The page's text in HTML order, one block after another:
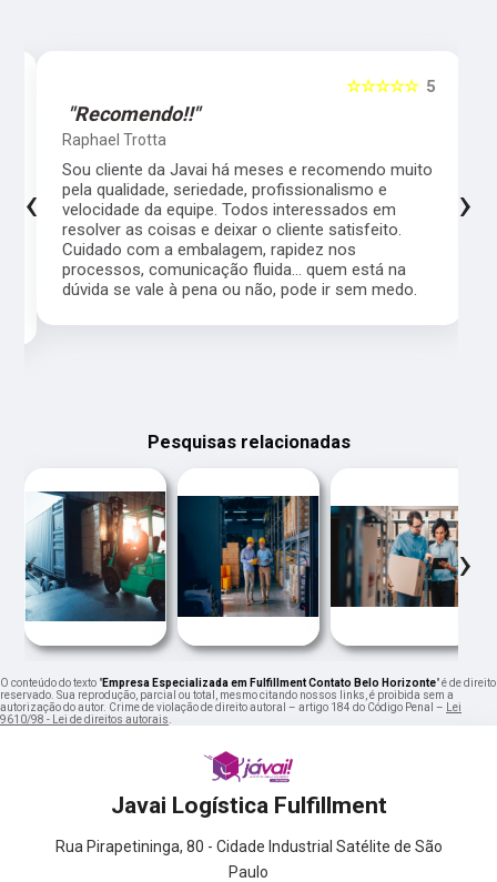
5
☆☆☆☆☆
"Recomendo!!"
Raphael Trotta
Sou cliente da Javai há meses e recomendo muito
pela qualidade, seriedade, profissionalismo e
velocidade da equipe. Todos interessados em
resolver as coisas e deixar o cliente satisfeito.
Cuidado com a embalagem, rapidez nos
processos, comunicação fluida... quem está na
dúvida se vale à pena ou não, pode ir sem medo.
‹ ›
Pesquisas relacionadas
‹ ›
O conteúdo do texto "Empresa Especializada em Fulfillment Contato Belo Horizonte" é de direito
reservado. Sua reprodução, parcial ou total, mesmo citando nossos links, é proibida sem a
autorização do autor. Crime de violação de direito autoral – artigo 184 do Código Penal –
Lei
9610/98 - Lei de direitos autorais
Javai Logística Fulfillment
Rua Pirapetininga, 80 - Cidade Industrial Satélite de São
Paulo